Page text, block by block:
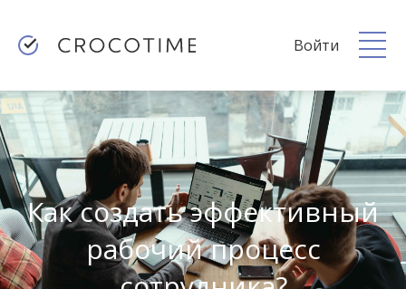
Войти
Как создать эффективный
рабочий процесс